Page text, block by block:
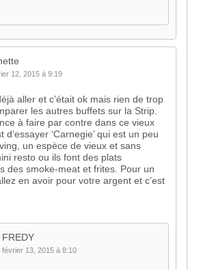
12, 2015 à 9:19
aller et c’était ok mais rien de trop
les autres buffets sur la Strip.
à faire par contre dans ce vieux
d’essayer ‘Carnegie’ qui est un peu
un espèce de vieux et sans
resto ou ils font des plats
des smoke-meat et frites. Pour un
en avoir pour votre argent et c’est
FREDY
février 13, 2015 à 8:10